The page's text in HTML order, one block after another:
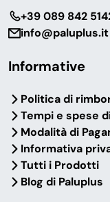
‎+39 089 842
info@paluplus.it
Informative
Politica di
Tempi e spese
Modalità di
Informativa
Tutti i Prodotti
Blog di Paluplus